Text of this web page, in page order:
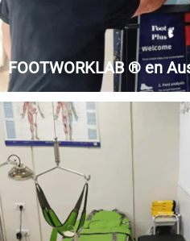
FOOTWORKLAB ® en
Foot Plus Podiatry est une
dans le domaine de la podologie.